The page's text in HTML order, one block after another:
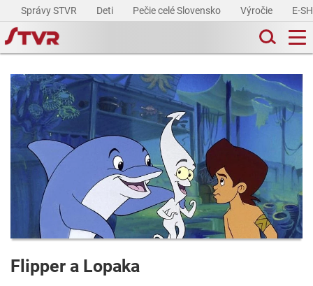
Správy STVR Deti Pečie celé Slovensko Výročie E-
Flipper a Lopaka